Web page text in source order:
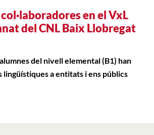
en el VxL
del CNL Baix Llobregat
del nivell elemental (B1) han
a entitats i ens públics